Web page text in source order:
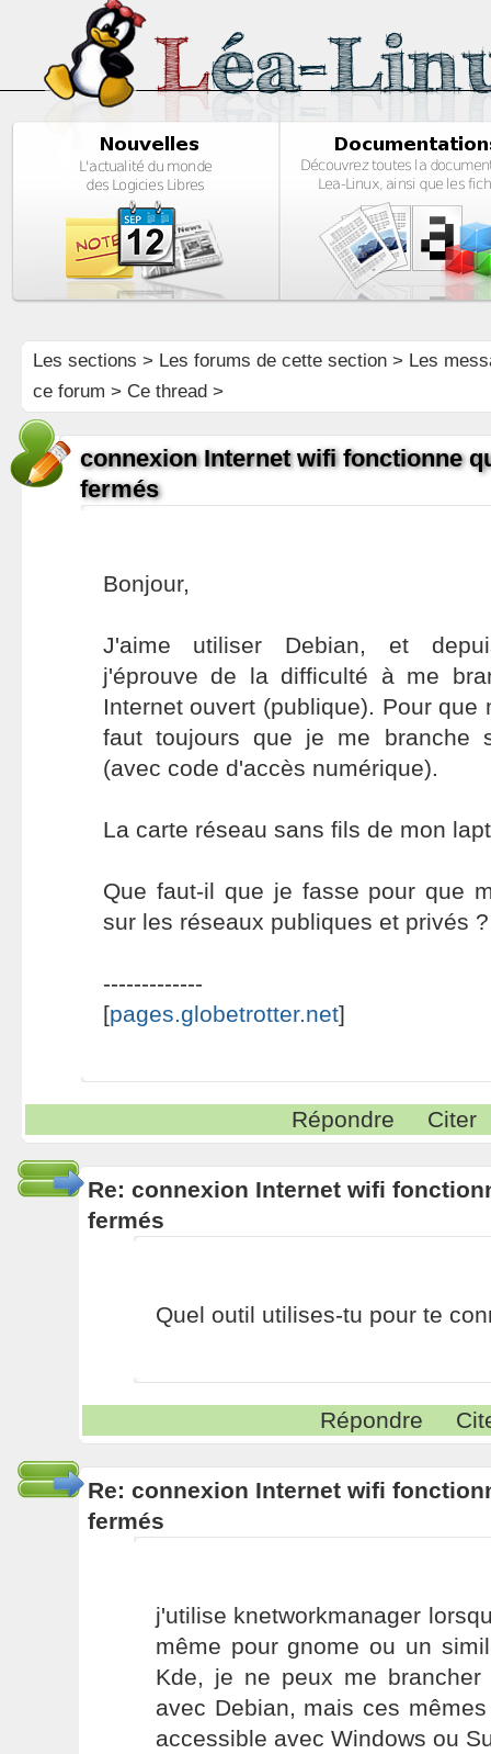
Les sections > Les forums de cette section> Les
ce forum > Ce thread >
connexion Internet wifi fonctionne
fermés
Bonjour,
J'aime utiliser Debian, et
j'éprouve de la difficulté à me
Internet ouvert (publique). Pour que
faut toujours que je me branche
(avec code d'accès numérique).
La carte réseau sans fils de mon
Que faut-il que je fasse pour que
sur les réseaux publiques et privés ?
-------------
[pages.globetrotter.net]
Répondre Citer
Re: connexion Internet wifi
fermés
Quel outil utilises-tu pour te
Répondre
Re: connexion Internet wifi
fermés
j'utilise knetworkmanager
même pour gnome ou un
Kde, je ne peux me
avec Debian, mais ces
accessible avec Windows ou